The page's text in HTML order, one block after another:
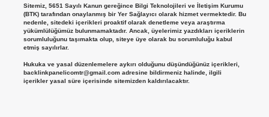
Sitemiz, 5651 Sayılı Kanun gereğince Bilgi Teknolojileri ve İletişim Kurumu
(BTK) tarafından onaylanmış bir Yer Sağlayıcı olarak hizmet vermektedir. Bu
nedenle, sitedeki içerikleri proaktif olarak denetleme veya araştırma
yükümlülüğümüz bulunmamaktadır. Ancak, üyelerimiz yazdıkları içeriklerin
sorumluluğunu taşımakta olup, siteye üye olarak bu sorumluluğu kabul
etmiş sayılırlar.
Hukuka ve yasal düzenlemelere aykırı olduğunu düşündüğünüz içerikleri,
backlinkpanelicomtr@gmail.comadresine bildirmeniz halinde, ilgili
içerikler yasal süre içerisinde sitemizden kaldırılacaktır.